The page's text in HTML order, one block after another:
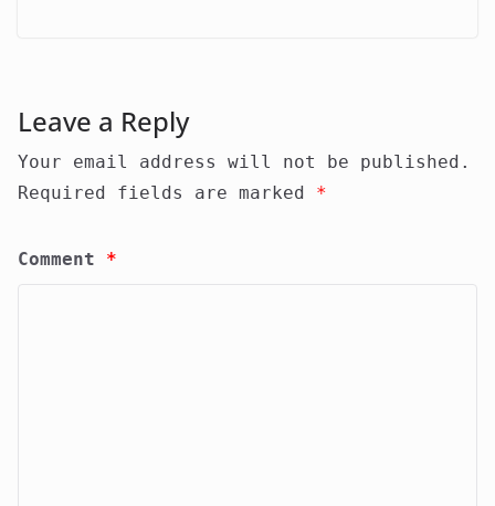
Leave a Reply
Your email address will not be published.
Required fields are marked *
Comment *